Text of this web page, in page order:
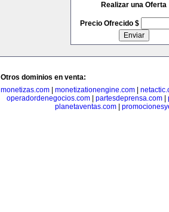
Realizar una Oferta
Precio Ofrecido $
Otros dominios en venta:
monetizas.com
monetizationengine.com
operadordenegocios.com
partesdeprensa.com
planetaventas.com